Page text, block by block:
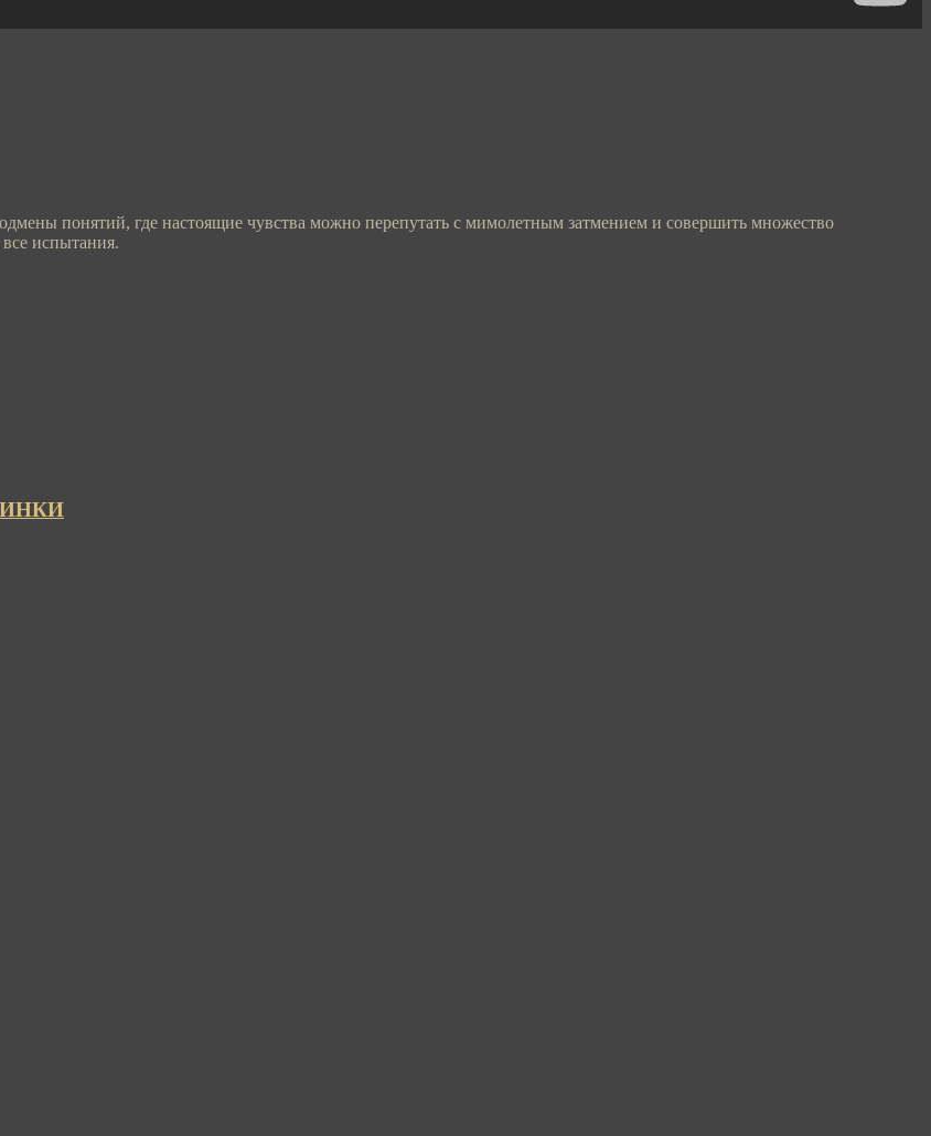
понятий, где настоящие чувства можно перепутать с мимолетным затмением и совершить множество
испытания.